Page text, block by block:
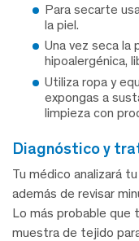
Para secarte
la piel.
Una vez seca la
hipoalergénica,
Utiliza ropa y
expongas a
limpieza con
diagnóstico y
Tu médico analizará
además de revisar
Lo más probable que
muestra de tejido